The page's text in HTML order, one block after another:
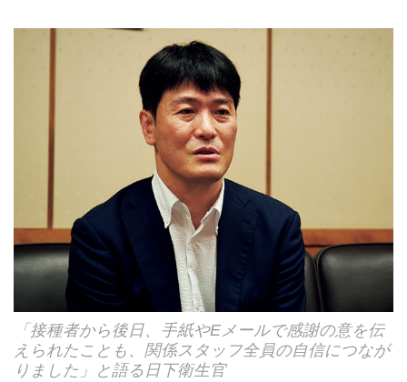
「接種者から後日、手紙やEメールで感謝の意を伝
えられたことも、関係スタッフ全員の自信につなが
りました」と語る日下衛生官